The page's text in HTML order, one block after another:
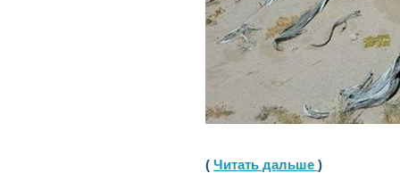
( Читать дальше )